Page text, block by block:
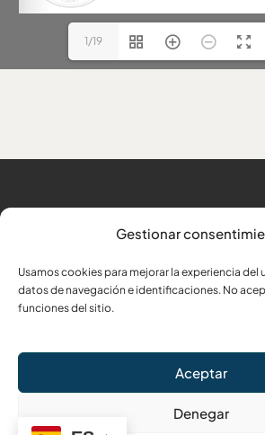
Gestionar
Usamos cookies para mejorar la experiencia del
datos de navegación e identificaciones. No
funciones del sitio.
Aceptar
Denegar
1/19
Trabajamos para los
Dirección
Av. Amazonas N34-332 y Atahualpa
info@capeipi.org.ec